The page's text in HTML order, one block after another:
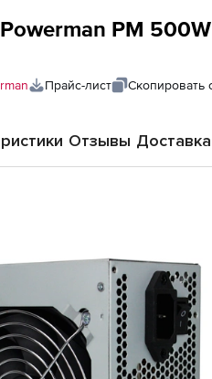
PM 500W
Прайс-лист Скопировать
Отзывы